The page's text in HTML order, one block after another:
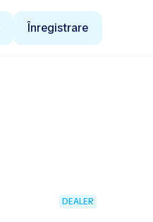
Înregistrare
DEALER